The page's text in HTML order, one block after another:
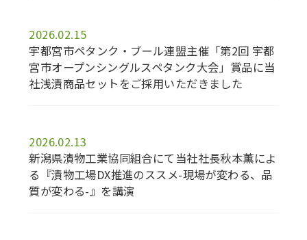
2026.02.15
宇都宮市ペタンク・ブール連盟主催「第2回 宇都
宮市オープンシングルスペタンク大会」賞品に当
社浅漬商品セットをご採用いただきました
2026.02.13
新潟県漬物工業協同組合にて当社社長秋本薫によ
る『漬物工場DX推進のススメ-現場が変わる、品
質が変わる-』を講演